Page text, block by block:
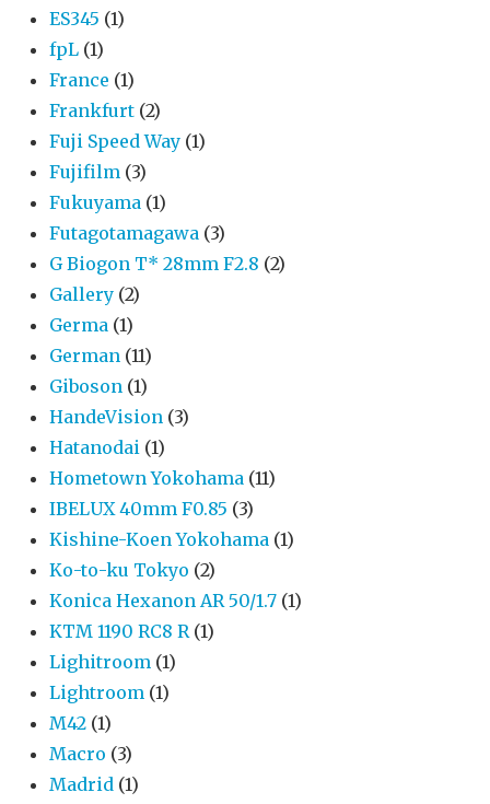
ES345 (1)
fpL (1)
France (1)
Frankfurt (2)
Fuji Speed Way (1)
Fujifilm (3)
Fukuyama (1)
Futagotamagawa (3)
G Biogon T* 28mm F2.8 (2)
Gallery (2)
Germa (1)
German (11)
Giboson (1)
HandeVision (3)
Hatanodai (1)
Hometown Yokohama (11)
IBELUX 40mm F0.85 (3)
Kishine-Koen Yokohama (1)
Ko-to-ku Tokyo (2)
Konica Hexanon AR 50/1.7 (1)
KTM 1190 RC8 R (1)
Lighitroom (1)
Lightroom (1)
M42 (1)
Macro (3)
Madrid (1)